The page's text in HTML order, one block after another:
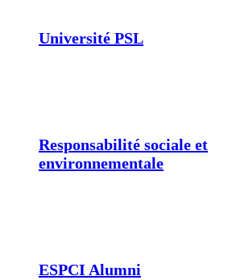
Université PSL
Responsabilité sociale et
environnementale
ESPCI Alumni